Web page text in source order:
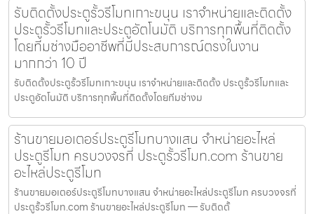
รับติดตั้งประตูรั้วรีโมทเกาะขนุน เราจำหน่ายและติดตั้ง
ประตูรั้วรีโมทและประตูอัตโนมัติ บริการทุกพื้นที่ติดตั้ง
โดยทีมช่างมืออาชีพที่มีประสบการณ์ตรงในงาน
มากกว่า 10 ปี
รับติดตั้งประตูรั้วรีโมทเกาะขนุน เราจำหน่ายและติดตั้ง ประตูรั้วรีโมทและ
ประตูอัตโนมัติ บริการทุกพื้นที่ติดตั้งโดยทีมช่างม
ร้านขายมอเตอร์ประตูรีโมทบางแสน จำหน่ายอะไหล่
ประตูรีโมท ครบวงจรที่ ประตูรั้วรีโมท.com ร้านขาย
อะไหล่ประตูรีโมท
ร้านขายมอเตอร์ประตูรีโมทบางแสน จำหน่ายอะไหล่ประตูรีโมท ครบวงจรที่
ประตูรั้วรีโมท.com ร้านขายอะไหล่ประตูรีโมท — รับติดตั้